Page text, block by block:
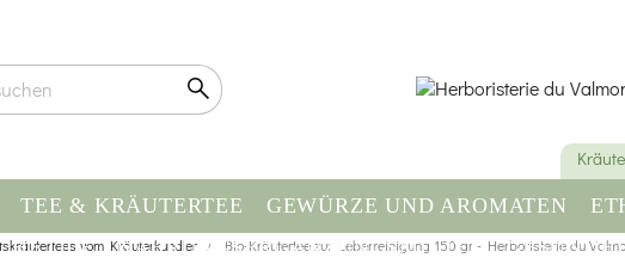
TEE & KRÄUTERTEE GEWÜRZE UND AROMATEN
ÖLE
NAHRUNGSERGÄNZUNGSMITTEL
vom Kräuterkundler Bio-Kräutertee zur Leberreinigung 150 gr - Herboristerie du